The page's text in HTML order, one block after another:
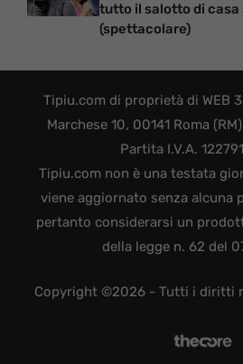
tutto il salotto di casa
(spettacolare)
Tipiu.com di proprietà di WEB
Marchese 10, 00141 Roma
Partita I.V.A.
Tipiu.com non è una testata
viene aggiornato senza alcuna
pertanto considerarsi un
della legge n. 62 del
Copyright ©2026 - Tutti i diritti